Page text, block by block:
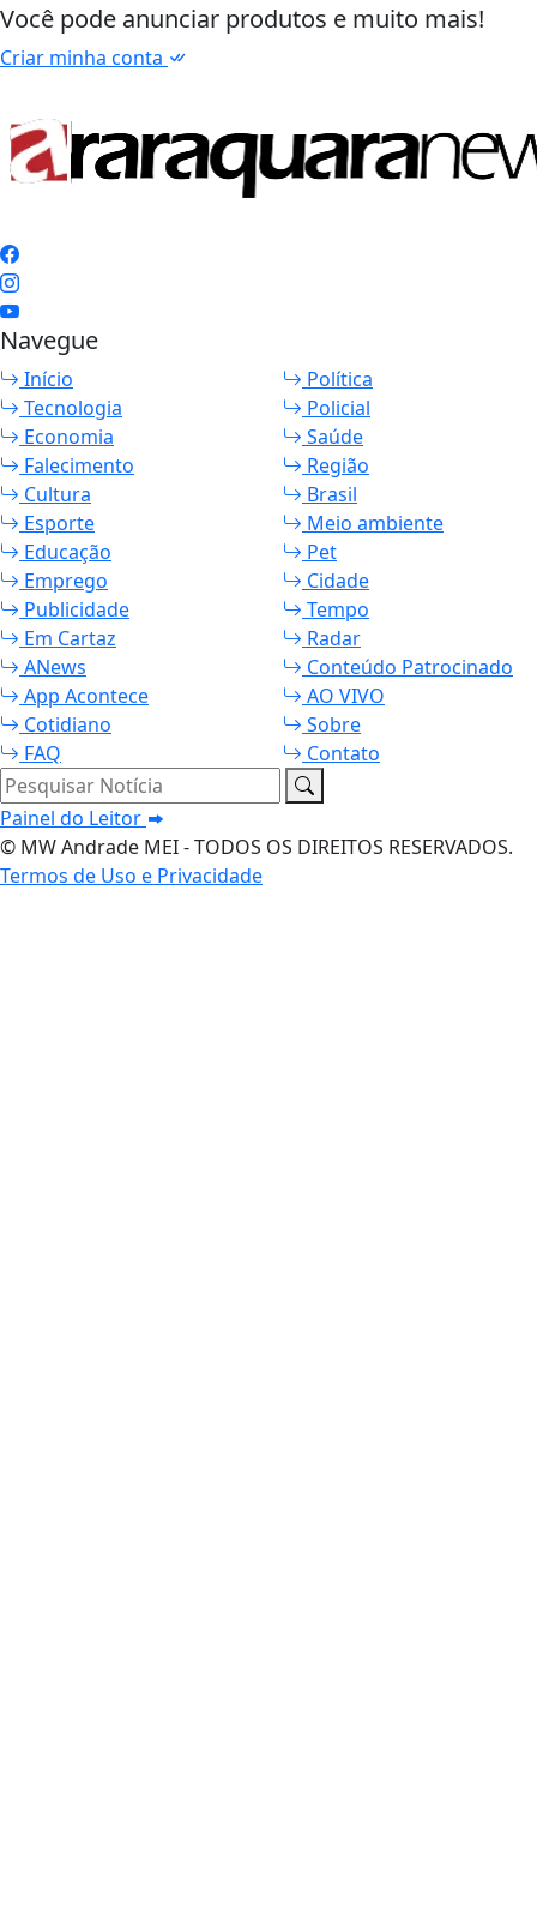
Você pode anunciar produtos e muito mais!
Criar minha conta
Navegue
Início
Política
Tecnologia
Policial
Economia
Saúde
Falecimento
Região
Cultura
Brasil
Esporte
Meio ambiente
Educação
Pet
Emprego
Cidade
Publicidade
Tempo
Em Cartaz
Radar
ANews
Conteúdo Patrocinado
App Acontece
AO VIVO
Cotidiano
Sobre
FAQ
Contato
Pesquisar Notícia
Painel do Leitor
© MW Andrade MEI - TODOS OS DIREITOS RESERVADOS.
Termos de Uso e Privacidade